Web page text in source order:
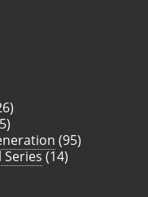
(95)
Series (14)